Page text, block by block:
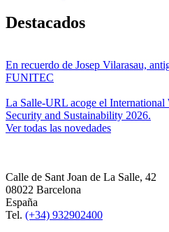
Destacados
En recuerdo de Josep Vilarasau,
FUNITEC
La Salle-URL acoge el
Security and Sustainability 2026.
Ver todas las novedades
Calle de Sant Joan de La Salle, 42
08022 Barcelona
España
Tel. (+34) 932902400